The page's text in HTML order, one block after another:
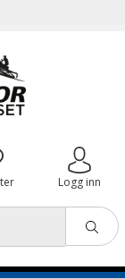
Logg inn